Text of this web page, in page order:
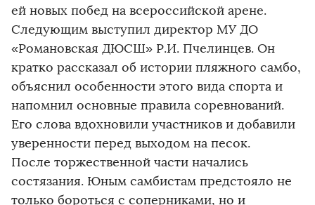
ей новых побед на всероссийской арене.
Следующим выступил директор МУ ДО
«Романовская ДЮСШ» Р.И. Пчелинцев. Он
кратко рассказал об истории пляжного самбо,
объяснил особенности этого вида спорта и
напомнил основные правила соревнований.
Его слова вдохновили участников и добавили
уверенности перед выходом на песок.
После торжественной части начались
состязания. Юным самбистам предстояло не
только бороться с соперниками, но и